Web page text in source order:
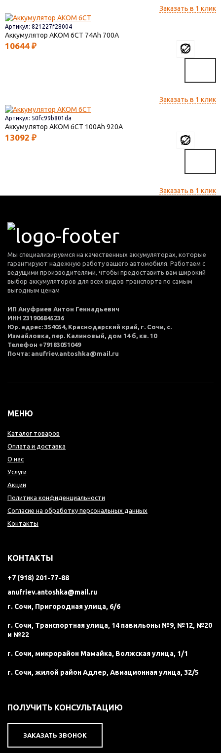
Заказать в 1 клик
Артикул: 821227f28004
Аккумулятор AКОМ 6СТ 74 700
10644 ₽
Заказать в 1 клик
Артикул: 50fc99b801da
Аккумулятор AKOM 6СТ 100 920
13092 ₽
Заказать в 1 клик
Мы специализируемся на качественных аккумуляторах, которые
гарантируют надежную работу вашего автомобиля. Работаем с
ведущими производителями, чтобы предоставить вам широкий
выбор аккумуляторов для всех видов транспорта по самым
выгодным ценам
ИП Ануфриев Антон Геннадьевич
ИНН 231906845236
Юр. адрес: 354054, Краснодарский край, г. Сочи, с.
Измайловка, пер. Калиновый, дом 14 б, кв. 10
Телефон +79183051049
Почта: anufriev.antoshka@mail.ru
МЕНЮ
Каталог товаров
Оплата и доставка
О нас
Услуги
Акции
Политика конфиденциальности
Согласие на обработку персональных данных
Контакты
КОНТАКТЫ
+7 (918) 201-77-88
anufriev.antoshka@mail.ru
г. Сочи, Пригородная улица, 6/6
г. Сочи, Транспортная улица, 14 павильоны №9, №12, №20
и №22
г. Сочи, микрорайон Мамайка, Волжская улица, 1/1
г. Сочи, жилой район Адлер, Авиационная улица, 32/5
ПОЛУЧИТЬ КОНСУЛЬТАЦИЮ
ЗАКАЗАТЬ ЗВОНОК